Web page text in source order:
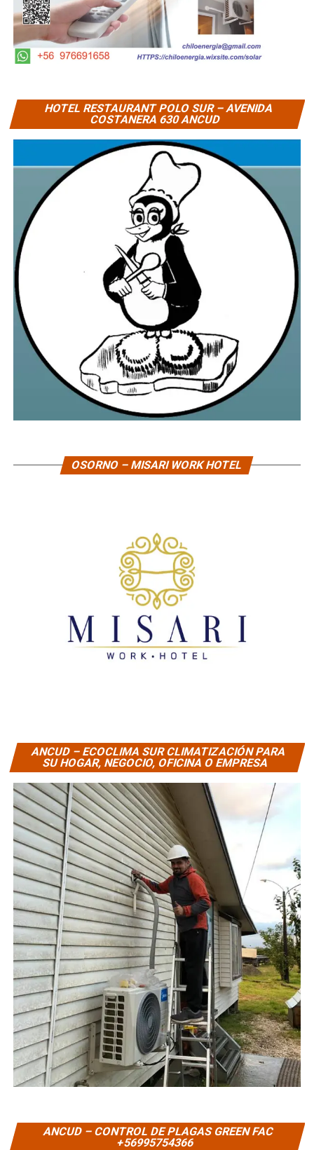
HOTEL RESTAURANT POLO SUR – AVENIDA
COSTANERA 630 ANCUD
OSORNO – MISARI WORK HOTEL
ANCUD – ECOCLIMA SUR CLIMATIZACIÓN PARA
SU HOGAR, NEGOCIO, OFICINA O EMPRESA
ANCUD – CONTROL DE PLAGAS GREEN FAC
+56995754366